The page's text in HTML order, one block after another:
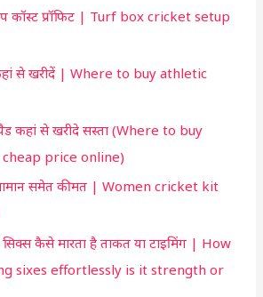
कॉस्ट प्रॉफिट | Turf box cricket setup
से खरीदें | Where to buy athletic
कहां से खरीदे सस्ता (Where to buy
price online)
समेत कीमत | Women cricket kit
कैसे मारता है ताकत या टाइमिंग | How
sixes effortlessly is it strength or